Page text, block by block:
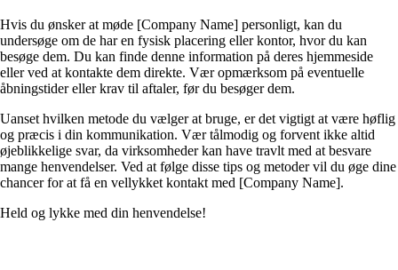
Hvis du ønsker at møde [Company Name] personligt, kan du
undersøge om de har en fysisk placering eller kontor, hvor du kan
besøge dem. Du kan finde denne information på deres hjemmeside
eller ved at kontakte dem direkte. Vær opmærksom på eventuelle
åbningstider eller krav til aftaler, før du besøger dem.
Uanset hvilken metode du vælger at bruge, er det vigtigt at være høflig
og præcis i din kommunikation. Vær tålmodig og forvent ikke altid
øjeblikkelige svar, da virksomheder kan have travlt med at besvare
mange henvendelser. Ved at følge disse tips og metoder vil du øge dine
chancer for at få en vellykket kontakt med [Company Name].
Held og lykke med din henvendelse!